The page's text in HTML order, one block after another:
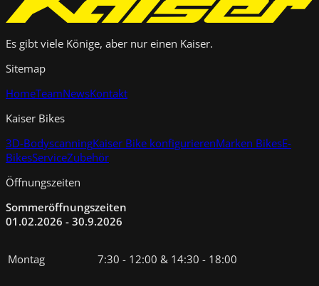
Es gibt viele Könige, aber nur einen Kaiser.
Sitemap
HomeTeamNewsKontakt
Kaiser Bikes
3D-BodyscanningKaiser Bike konfigurierenMarken BikesE-
BikesServiceZubehör
Öffnungszeiten
Sommeröffnungszeiten
01.02.2026 - 30.9.2026
Montag 7:30 - 12:00 & 14:30 - 18:00